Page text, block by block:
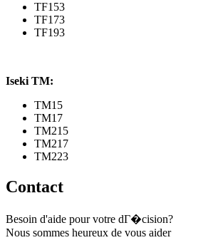
TF153
TF173
TF193
Iseki TM:
TM15
TM17
TM215
TM217
TM223
Contact
Besoin d'aide pour votre dГ�cision?
Nous sommes heureux de vous aider